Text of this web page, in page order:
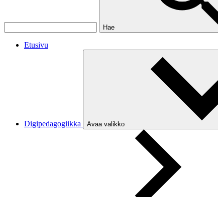
Hae
Etusivu
Digipedagogiikka Avaa valikko